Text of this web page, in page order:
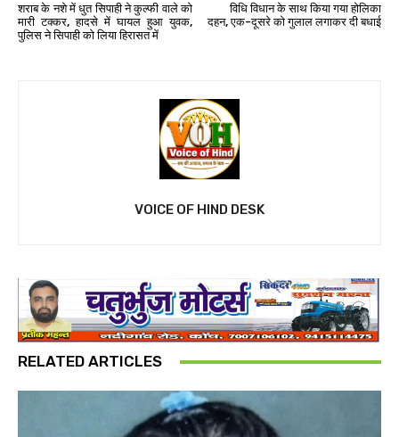
शराब के नशे में धुत सिपाही ने कुल्फी वाले को
मारी टक्कर, हादसे में घायल हुआ युवक,
पुलिस ने सिपाही को लिया हिरासत में
विधि विधान के साथ किया गया होलिका
दहन, एक-दूसरे को गुलाल लगाकर दी बधाई
VOICE OF HIND DESK
RELATED ARTICLES